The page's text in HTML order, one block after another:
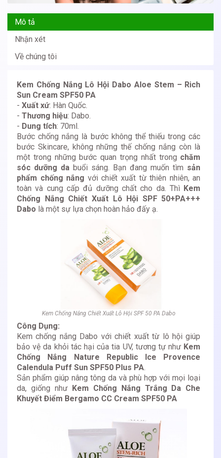
Mô tả
Nhận xét
Về chúng tôi
Kem Chống Nắng Lô Hội Dabo Aloe Stem – Rich
Sun Cream SPF50 PA
- Xuất xứ: Hàn Quốc.
- Thương hiệu: Dabo.
- Dung tích: 70ml.
Bước chống nắng là bước không thể thiếu trong các
bước Skincare, không những thế chống nắng còn là
một trong những bước quan trọng nhất trong chăm
sóc dưỡng da buổi sáng. Bạn đang muốn tìm sản
phẩm chống nắng với chiết xuất từ thiên nhiên, an
toàn và cung cấp đủ dưỡng chất cho da. Thì Kem
Chống Nắng Chiết Xuất Lô Hội SPF 50+PA+++
Dabo là một sự lựa chọn hoàn hảo đấy ạ.
Kem Chống Nắng Chiết Xuất Lô Hội SPF 50 PA Dabo
Công Dụng:
Kem chống nắng Dabo với chiết xuất từ lô hội giúp
bảo vệ da khỏi tác hại của tia UV, tương tự như Kem
Chống Nắng Nature Republic Ice Provence
Calendula Puff Sun SPF50 Plus PA.
Sản phẩm giúp nâng tông da và phù hợp với mọi loại
da, giống như
Kem Chống Nắng Trắng Da Che
Khuyết Điểm Bergamo CC Cream SPF50 PA